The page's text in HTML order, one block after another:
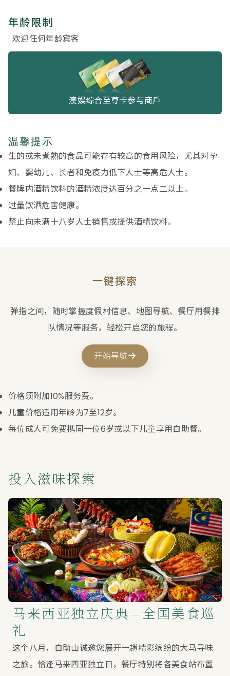
年龄限制
欢迎任何年龄宾客
澳娱综合至尊卡参与商戶
温馨提示
生的或未煮熟的食品可能存有较高的食用风险，尤其对孕
妇、婴幼儿、长者和免疫力低下人士等高危人士。
餐牌内酒精饮料的酒精浓度达百分之一点二以上。
过量饮酒危害健康。
禁止向未满十八岁人士销售或提供酒精饮料。
一键探索
弹指之间，随时掌握度假村信息、地图导航、餐厅用餐排
队情况等服务，轻松开启您的旅程。
开始导航
价格须附加10%服务费。
儿童价格适用年龄为7至12岁。
每位成人可免费携同一位6岁或以下儿童享用自助餐。
投入滋味探索
马来西亚独立庆典—全国美食巡
礼
这个八月，自助山诚邀您展开一趟精彩缤纷的大马寻味
之旅。恰逢马来西亚独立日，餐厅特别将各美食站布置